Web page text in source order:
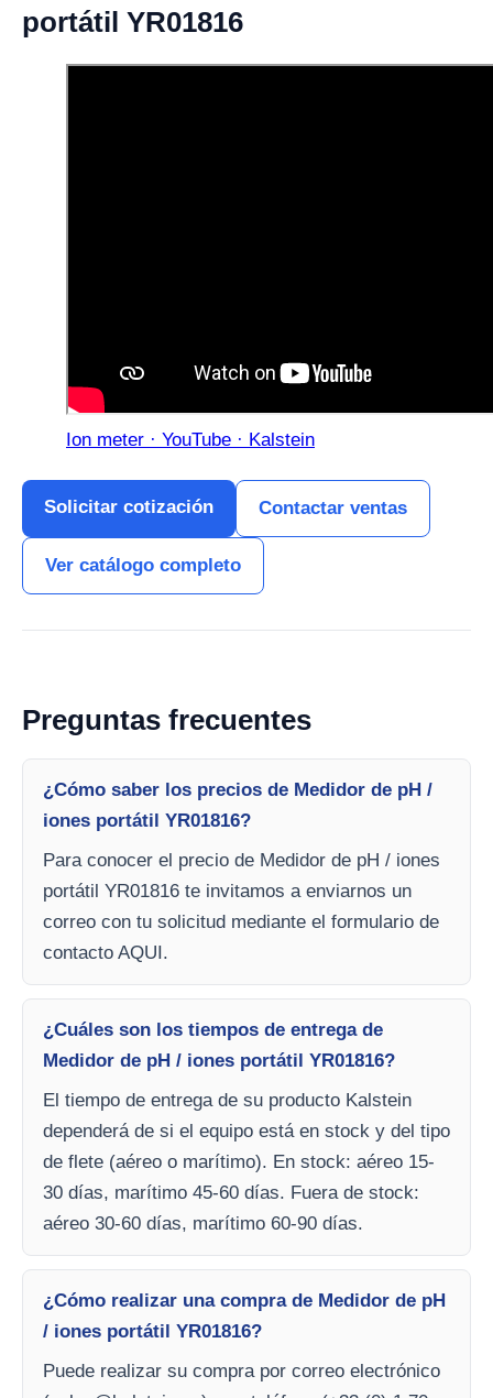
portátil YR01816
Ion meter · YouTube · Kalstein
Solicitar cotización Contactar ventas
Ver catálogo completo
Preguntas frecuentes
¿Cómo saber los precios de Medidor de pH /
iones portátil YR01816?
Para conocer el precio de Medidor de pH / iones
portátil YR01816 te invitamos a enviarnos un
correo con tu solicitud mediante el formulario de
contacto AQUI.
¿Cuáles son los tiempos de entrega de
Medidor de pH / iones portátil YR01816?
El tiempo de entrega de su producto Kalstein
dependerá de si el equipo está en stock y del tipo
de flete (aéreo o marítimo). En stock: aéreo 15-
30 días, marítimo 45-60 días. Fuera de stock:
aéreo 30-60 días, marítimo 60-90 días.
¿Cómo realizar una compra de Medidor de pH
/ iones portátil YR01816?
Puede realizar su compra por correo electrónico